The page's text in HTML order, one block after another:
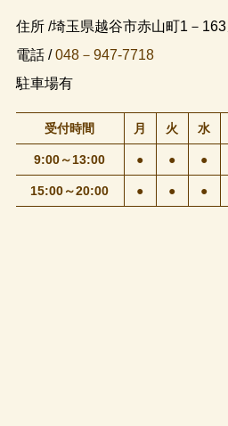
住所 /埼玉県越谷市赤山町1－
電話 /048－947-7718
駐車場有
受付時間 月 火 水
9:00～13:00 ● ● ●
15:00～20:00 ● ● ●